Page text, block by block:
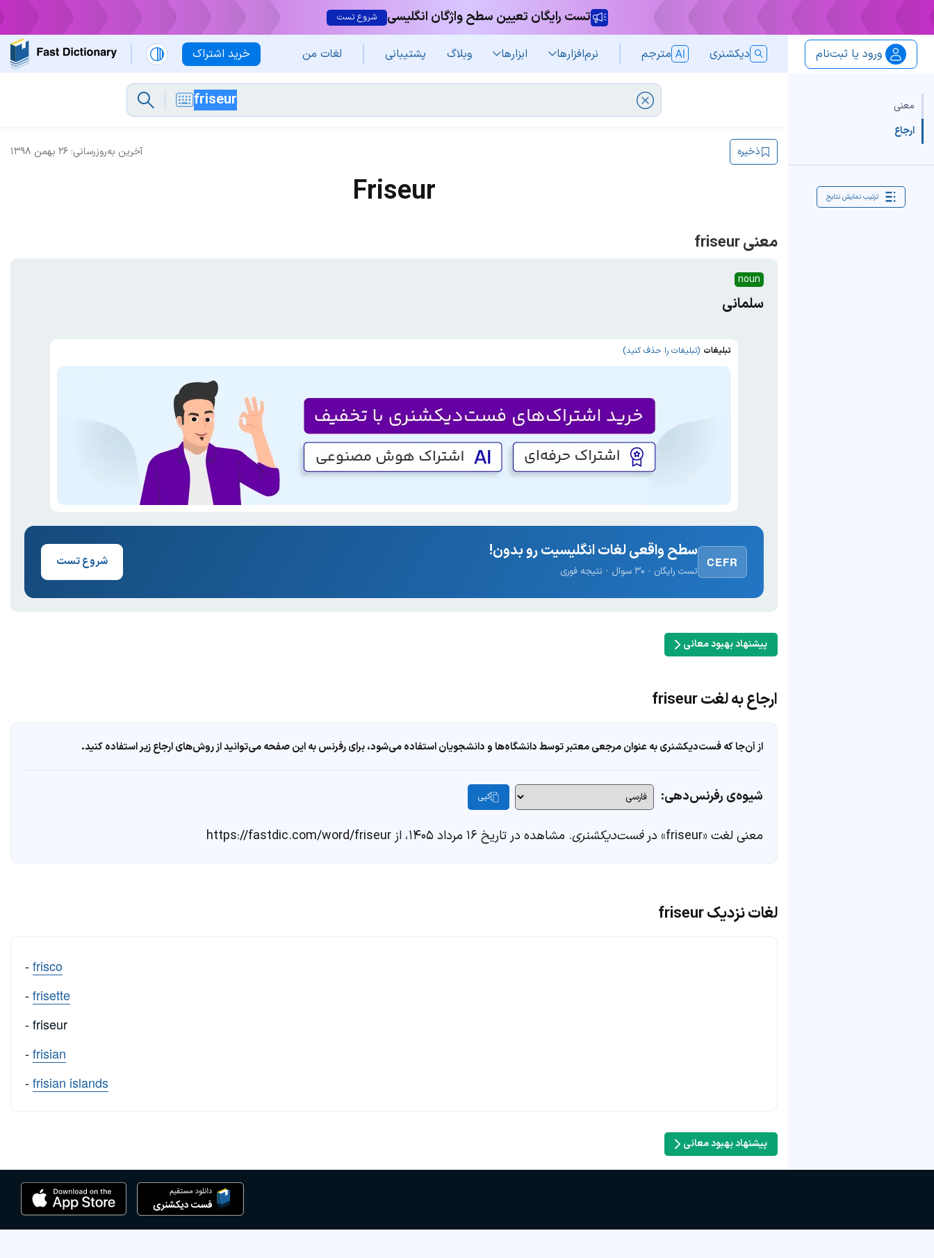
تست رایگان تعیین سطح واژگان انگلیسی شروع تست
خرید اشتراک ورود یا ثبت‌نام دیکشنری مترجم نرم‌افزار‌ها ابزارها وبلاگ پشتیبانی لغات من
معنی
ارجاع
ترتیب نمایش نتایج
آخرین به‌روزرسانی: ۲۶ بهمن ۱۳۹۸ ذخیره
Friseur
معنی friseur
noun
سلمانی
تبلیغات (تبلیغات را حذف کنید)
CEFR
سطح واقعی لغات انگلیسیت رو بدون!
تست رایگان · ۳۰ سوال · نتیجه فوری
شروع تست
پیشنهاد بهبود معانی
ارجاع به لغت friseur
از آن‌جا که فست‌دیکشنری به عنوان مرجعی معتبر توسط دانشگاه‌ها و دانشجویان استفاده می‌شود، برای رفرنس به این صفحه می‌توانید از روش‌های ارجاع زیر استفاده کنید.
شیوه‌ی رفرنس‌دهی: کپی
معنی لغت «friseur» در فست‌دیکشنری. مشاهده در تاریخ ۱۶ مرداد ۱۴۰۵، از https://fastdic.com/word/friseur
لغات نزدیک friseur
-frisco
-frisette
- friseur
-frisian
-frisian islands
پیشنهاد بهبود معانی